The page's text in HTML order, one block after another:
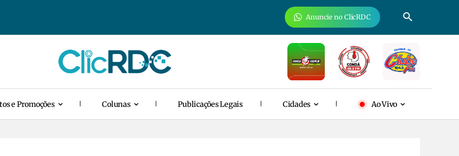
Anuncie no ClicRDC
e Promoções Colunas Publicações Legais Cidades Ao Vivo